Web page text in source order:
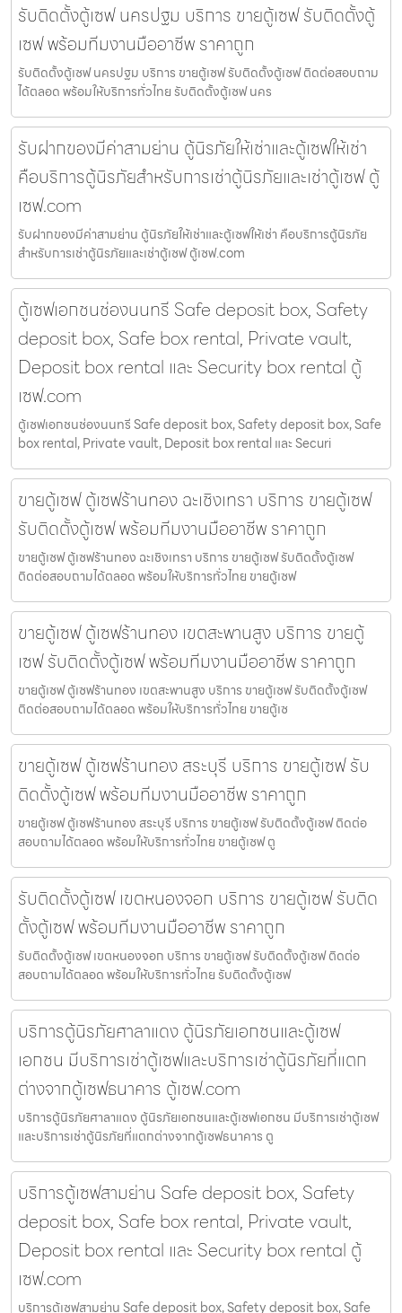
รับติดตั้งตู้เซฟ นครปฐม บริการ ขายตู้เซฟ รับติดตั้งตู้
เซฟ พร้อมทีมงานมืออาชีพ ราคาถูก
รับติดตั้งตู้เซฟ นครปฐม บริการ ขายตู้เซฟ รับติดตั้งตู้เซฟ ติดต่อสอบถาม
ได้ตลอด พร้อมให้บริการทั่วไทย รับติดตั้งตู้เซฟ นคร
รับฝากของมีค่าสามย่าน ตู้นิรภัยให้เช่าและตู้เซฟให้เช่า
คือบริการตู้นิรภัยสำหรับการเช่าตู้นิรภัยและเช่าตู้เซฟ ตู้
เซฟ.com
รับฝากของมีค่าสามย่าน ตู้นิรภัยให้เช่าและตู้เซฟให้เช่า คือบริการตู้นิรภัย
สำหรับการเช่าตู้นิรภัยและเช่าตู้เซฟ ตู้เซฟ.com
ตู้เซฟเอกชนช่องนนทรี Safe deposit box, Safety
deposit box, Safe box rental, Private vault,
Deposit box rental และ Security box rental ตู้
เซฟ.com
ตู้เซฟเอกชนช่องนนทรี Safe deposit box, Safety deposit box, Safe
box rental, Private vault, Deposit box rental และ Securi
ขายตู้เซฟ ตู้เซฟร้านทอง ฉะเชิงเทรา บริการ ขายตู้เซฟ
รับติดตั้งตู้เซฟ พร้อมทีมงานมืออาชีพ ราคาถูก
ขายตู้เซฟ ตู้เซฟร้านทอง ฉะเชิงเทรา บริการ ขายตู้เซฟ รับติดตั้งตู้เซฟ
ติดต่อสอบถามได้ตลอด พร้อมให้บริการทั่วไทย ขายตู้เซฟ
ขายตู้เซฟ ตู้เซฟร้านทอง เขตสะพานสูง บริการ ขายตู้
เซฟ รับติดตั้งตู้เซฟ พร้อมทีมงานมืออาชีพ ราคาถูก
ขายตู้เซฟ ตู้เซฟร้านทอง เขตสะพานสูง บริการ ขายตู้เซฟ รับติดตั้งตู้เซฟ
ติดต่อสอบถามได้ตลอด พร้อมให้บริการทั่วไทย ขายตู้เซ
ขายตู้เซฟ ตู้เซฟร้านทอง สระบุรี บริการ ขายตู้เซฟ รับ
ติดตั้งตู้เซฟ พร้อมทีมงานมืออาชีพ ราคาถูก
ขายตู้เซฟ ตู้เซฟร้านทอง สระบุรี บริการ ขายตู้เซฟ รับติดตั้งตู้เซฟ ติดต่อ
สอบถามได้ตลอด พร้อมให้บริการทั่วไทย ขายตู้เซฟ ตู
รับติดตั้งตู้เซฟ เขตหนองจอก บริการ ขายตู้เซฟ รับติด
ตั้งตู้เซฟ พร้อมทีมงานมืออาชีพ ราคาถูก
รับติดตั้งตู้เซฟ เขตหนองจอก บริการ ขายตู้เซฟ รับติดตั้งตู้เซฟ ติดต่อ
สอบถามได้ตลอด พร้อมให้บริการทั่วไทย รับติดตั้งตู้เซฟ
บริการตู้นิรภัยศาลาแดง ตู้นิรภัยเอกชนและตู้เซฟ
เอกชน มีบริการเช่าตู้เซฟและบริการเช่าตู้นิรภัยที่แตก
ต่างจากตู้เซฟธนาคาร ตู้เซฟ.com
บริการตู้นิรภัยศาลาแดง ตู้นิรภัยเอกชนและตู้เซฟเอกชน มีบริการเช่าตู้เซฟ
และบริการเช่าตู้นิรภัยที่แตกต่างจากตู้เซฟธนาคาร ตู
บริการตู้เซฟสามย่าน Safe deposit box, Safety
deposit box, Safe box rental, Private vault,
Deposit box rental และ Security box rental ตู้
เซฟ.com
บริการตู้เซฟสามย่าน Safe deposit box, Safety deposit box, Safe